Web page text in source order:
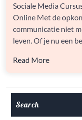
MET
ONZE
Sociale Media
Online Met de
communicatie niet
leven. Of je nu een
Read More
Search